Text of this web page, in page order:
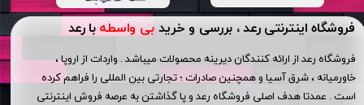
فروشگاه اینترنتی رعد ، بررسی و خرید بی واسطه با رعد
فروشگاه رعد از ارائه کنندگان دیرینه محصولات میباشد . واردات از اروپا ،
خاورمیانه ، شرق آسیا و همچنین صادرات ؛ تجارتی بین المللی را فراهم کرده
است . عمدتا هدف اصلی فروشگاه رعد و پا گذاشتن به عرصه فروش اینترنتی